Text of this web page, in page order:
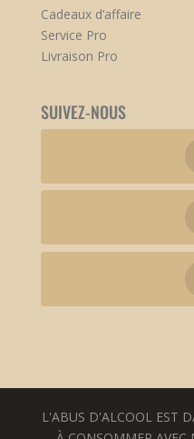
Cadeaux d’affaire
Service Pro
Livraison Pro
SUIVEZ-NOUS
L'ABUS D'ALCOOL EST